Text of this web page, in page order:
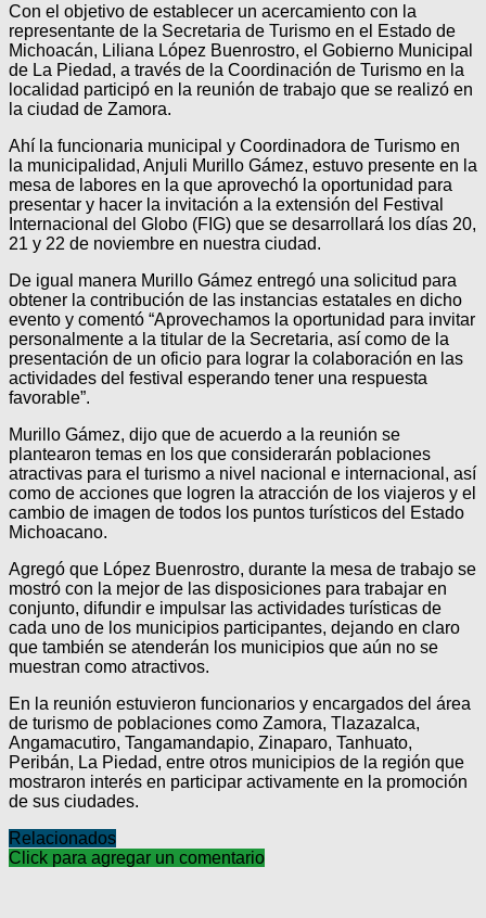
Con el objetivo de establecer un acercamiento con la
representante de la Secretaria de Turismo en el Estado de
Michoacán, Liliana López Buenrostro, el Gobierno Municipal
de La Piedad, a través de la Coordinación de Turismo en la
localidad participó en la reunión de trabajo que se realizó en
la ciudad de Zamora.
Ahí la funcionaria municipal y Coordinadora de Turismo en
la municipalidad, Anjuli Murillo Gámez, estuvo presente en la
mesa de labores en la que aprovechó la oportunidad para
presentar y hacer la invitación a la extensión del Festival
Internacional del Globo (FIG) que se desarrollará los días 20,
21 y 22 de noviembre en nuestra ciudad.
De igual manera Murillo Gámez entregó una solicitud para
obtener la contribución de las instancias estatales en dicho
evento y comentó “Aprovechamos la oportunidad para invitar
personalmente a la titular de la Secretaria, así como de la
presentación de un oficio para lograr la colaboración en las
actividades del festival esperando tener una respuesta
favorable”.
Murillo Gámez, dijo que de acuerdo a la reunión se
plantearon temas en los que considerarán poblaciones
atractivas para el turismo a nivel nacional e internacional, así
como de acciones que logren la atracción de los viajeros y el
cambio de imagen de todos los puntos turísticos del Estado
Michoacano.
Agregó que López Buenrostro, durante la mesa de trabajo se
mostró con la mejor de las disposiciones para trabajar en
conjunto, difundir e impulsar las actividades turísticas de
cada uno de los municipios participantes, dejando en claro
que también se atenderán los municipios que aún no se
muestran como atractivos.
En la reunión estuvieron funcionarios y encargados del área
de turismo de poblaciones como Zamora, Tlazazalca,
Angamacutiro, Tangamandapio, Zinaparo, Tanhuato,
Peribán, La Piedad, entre otros municipios de la región que
mostraron interés en participar activamente en la promoción
de sus ciudades.
Relacionados
Click para agregar un comentario